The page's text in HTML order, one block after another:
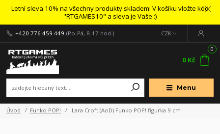
Letní sleva 10% na všechny produkty skladem! V košíku vložte kód
''RTGAMES10" a sleva je Vaše :)
Menu
CZK
+420 776 459 449 (Po-Pá, 8-17 hod.)
0
0 Kč
Úvod Funko POP! Lara Croft (AoD) Funko POP! figurka 9 cm